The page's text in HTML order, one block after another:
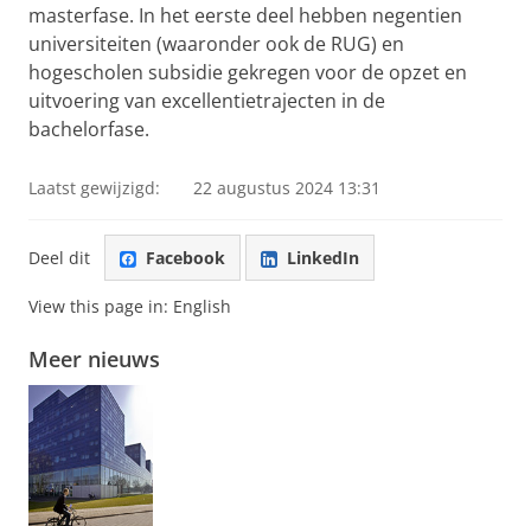
masterfase. In het eerste deel hebben negentien
universiteiten (waaronder ook de RUG) en
hogescholen subsidie gekregen voor de opzet en
uitvoering van excellentietrajecten in de
bachelorfase.
Laatst gewijzigd: 22 augustus 2024 13:31
Deel dit Facebook LinkedIn
View this page in: English
Meer nieuws